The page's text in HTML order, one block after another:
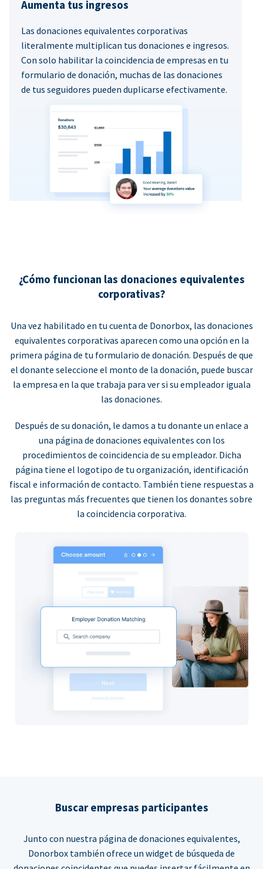
Aumenta tus ingresos
Las donaciones equivalentes corporativas
literalmente multiplican tus donaciones e ingresos.
Con solo habilitar la coincidencia de empresas en tu
formulario de donación, muchas de las donaciones
de tus seguidores pueden duplicarse efectivamente.
¿Cómo funcionan las donaciones equivalentes
corporativas?
Una vez habilitado en tu cuenta de Donorbox, las donaciones
equivalentes corporativas aparecen como una opción en la
primera página de tu formulario de donación. Después de que
el donante seleccione el monto de la donación, puede buscar
la empresa en la que trabaja para ver si su empleador iguala
las donaciones.
Después de su donación, le damos a tu donante un enlace a
una página de donaciones equivalentes con los
procedimientos de coincidencia de su empleador. Dicha
página tiene el logotipo de tu organización, identificación
fiscal e información de contacto. También tiene respuestas a
las preguntas más frecuentes que tienen los donantes sobre
la coincidencia corporativa.
Buscar empresas participantes
Junto con nuestra página de donaciones equivalentes,
Donorbox también ofrece un widget de búsqueda de